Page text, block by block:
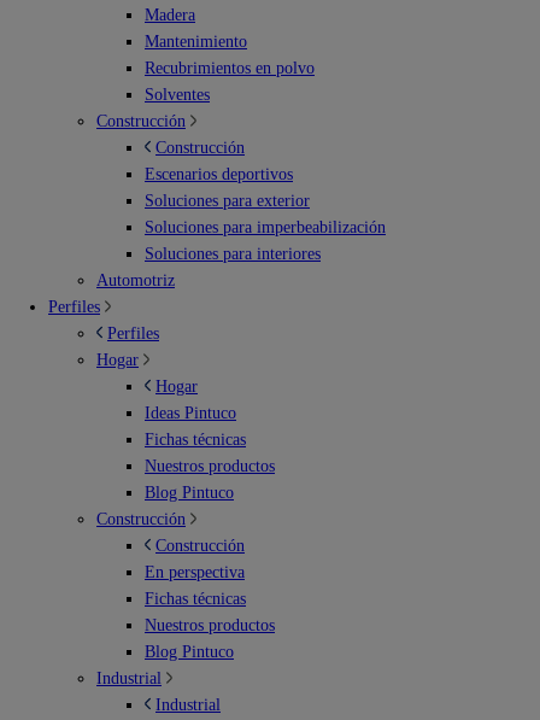
Madera
Mantenimiento
Recubrimientos en polvo
Solventes
Construcción
Construcción
Escenarios deportivos
Soluciones para exterior
Soluciones para imperbeabilización
Soluciones para interiores
Automotriz
Perfiles
Perfiles
Hogar
Hogar
Ideas Pintuco
Fichas técnicas
Nuestros productos
Blog Pintuco
Construcción
Construcción
En perspectiva
Fichas técnicas
Nuestros productos
Blog Pintuco
Industrial
Industrial